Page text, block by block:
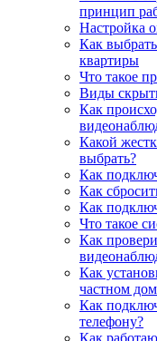
принцип
Настройка
Как
квартиры
Что такое
Виды
Как
Какой
выбрать?
Как
Как
Как
Что такое
Как
Как
частном
Как
телефону?
Как